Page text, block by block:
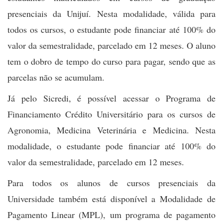
presenciais da Unijuí. Nesta modalidade, válida para
todos os cursos, o estudante pode financiar até 100% do
valor da semestralidade, parcelado em 12 meses. O aluno
tem o dobro de tempo do curso para pagar, sendo que as
parcelas não se acumulam.
Já pelo Sicredi, é possível acessar o Programa de
Financiamento Crédito Universitário para os cursos de
Agronomia, Medicina Veterinária e Medicina. Nesta
modalidade, o estudante pode financiar até 100% do
valor da semestralidade, parcelado em 12 meses.
Para todos os alunos de cursos presenciais da
Universidade também está disponível a Modalidade de
Pagamento Linear (MPL), um programa de pagamento